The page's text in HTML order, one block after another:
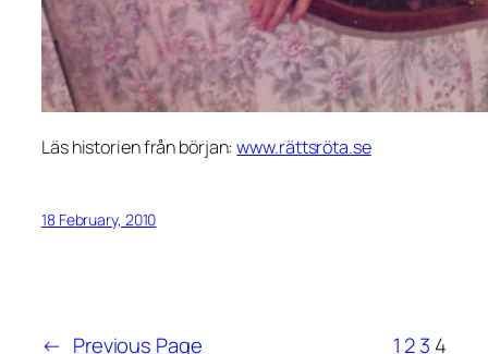
Läs historien från början:www.rättsröta.se
18 February, 2010
← Previous Page 1 23 4